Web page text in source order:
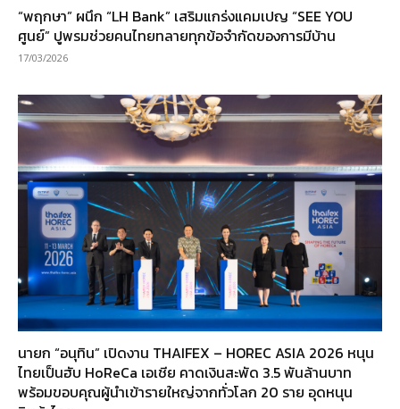
“พฤกษา” ผนึก “LH Bank” เสริมแกร่งแคมเปญ “SEE YOU
ศูนย์” ปูพรมช่วยคนไทยทลายทุกข้อจำกัดของการมีบ้าน
17/03/2026
นายก “อนุทิน” เปิดงาน THAIFEX – HOREC ASIA 2026 หนุน
ไทยเป็นฮับ HoReCa เอเชีย คาดเงินสะพัด 3.5 พันล้านบาท
พร้อมขอบคุณผู้นำเข้ารายใหญ่จากทั่วโลก 20 ราย อุดหนุน